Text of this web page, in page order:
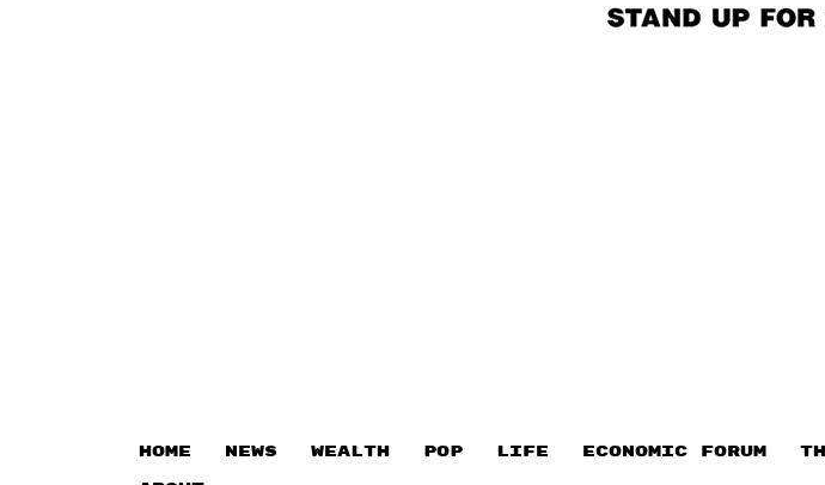
HOME NEWS WEALTH POP LIFE ECONOMIC FORUM